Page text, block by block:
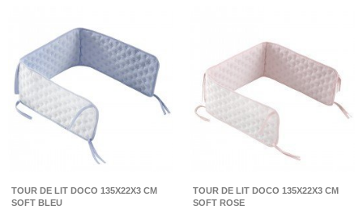
TOUR DE LIT DOCO 135X22X3 CM
SOFT BLEU
TOUR DE LIT DOCO 135X22X3 CM
SOFT ROSE